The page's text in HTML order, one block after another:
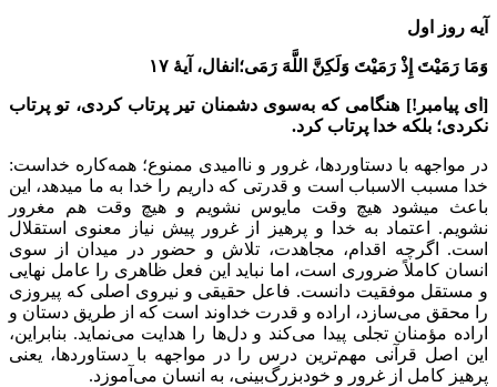
آیه روز اول
وَمَا رَمَیْتَ إِذْ رَمَیْتَ وَلَکِنَّ اللَّهَ رَمَی؛انفال، آیۀ ۱۷
[ای پیامبر!] هنگامی که به‌سوی دشمنان تیر پرتاب کردی، تو پرتاب
نکردی؛ بلکه خدا پرتاب کرد.
در مواجهه با دستاوردها، غرور و ناامیدی ممنوع؛ همه‌کاره خداست:
خدا مسبب الاسباب است و قدرتی که داریم را خدا به ما میدهد، این
باعث میشود هیچ وقت مایوس نشویم و هیچ وقت هم مغرور
نشویم. اعتماد به خدا و پرهیز از غرور پیش نیاز معنوی استقلال
است. اگرچه اقدام، مجاهدت، تلاش و حضور در میدان از سوی
انسان کاملاً ضروری است، اما نباید این فعل ظاهری را عامل نهایی
و مستقل موفقیت دانست. فاعل حقیقی و نیروی اصلی که پیروزی
را محقق می‌سازد، اراده و قدرت خداوند است که از طریق دستان و
اراده مؤمنان تجلی پیدا می‌کند و دل‌ها را هدایت می‌نماید. بنابراین،
این اصل قرآنی مهم‌ترین درس را در مواجهه با دستاوردها، یعنی
پرهیز کامل از غرور و خودبزرگ‌بینی، به انسان می‌آموزد.